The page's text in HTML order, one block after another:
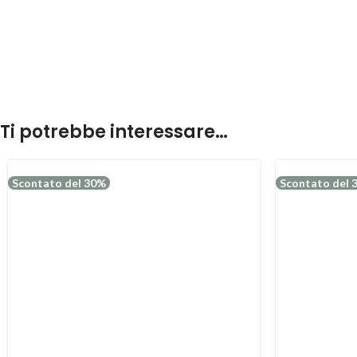
Ti potrebbe interessare…
Scontato del 30% Scontato del